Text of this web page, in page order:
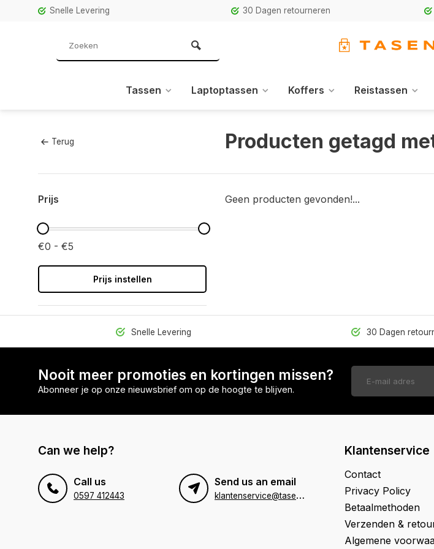
Snelle Levering 30 Dagen retourneren
Tassen Laptoptassen Koffers Reistassen
Terug Producten getagd
Prijs
€0 - €5
Prijs instellen
Geen producten gevonden!...
Snelle Levering 30 Dagen
Nooit meer promoties en kortingen missen?
Abonneer je op onze nieuwsbrief om op de hoogte te blijven.
Can we help?
Call us
0597 412443
Send us an email
k
lantenservice@tasenik.nl
Klantenservice
Contact
Privacy Policy
Betaalmethoden
Verzenden &
Algemene